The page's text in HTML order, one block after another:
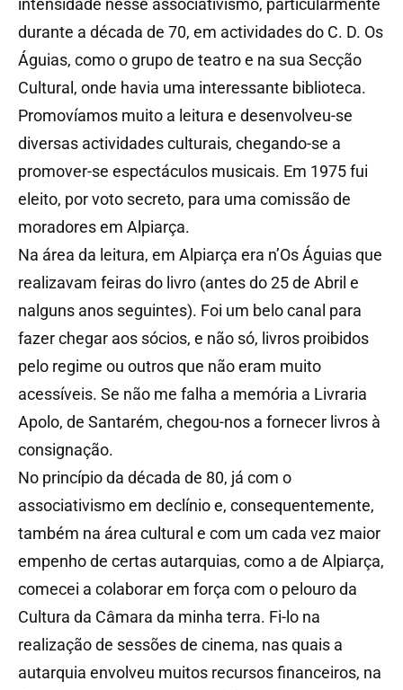
intensidade nesse associativismo, particularmente
durante a década de 70, em actividades do C. D. Os
Águias, como o grupo de teatro e na sua Secção
Cultural, onde havia uma interessante biblioteca.
Promovíamos muito a leitura e desenvolveu-se
diversas actividades culturais, chegando-se a
promover-se espectáculos musicais. Em 1975 fui
eleito, por voto secreto, para uma comissão de
moradores em Alpiarça.
Na área da leitura, em Alpiarça era n’Os Águias que
realizavam feiras do livro (antes do 25 de Abril e
nalguns anos seguintes). Foi um belo canal para
fazer chegar aos sócios, e não só, livros proibidos
pelo regime ou outros que não eram muito
acessíveis. Se não me falha a memória a Livraria
Apolo, de Santarém, chegou-nos a fornecer livros à
consignação.
No princípio da década de 80, já com o
associativismo em declínio e, consequentemente,
também na área cultural e com um cada vez maior
empenho de certas autarquias, como a de Alpiarça,
comecei a colaborar em força com o pelouro da
Cultura da Câmara da minha terra. Fi-lo na
realização de sessões de cinema, nas quais a
autarquia envolveu muitos recursos financeiros, na